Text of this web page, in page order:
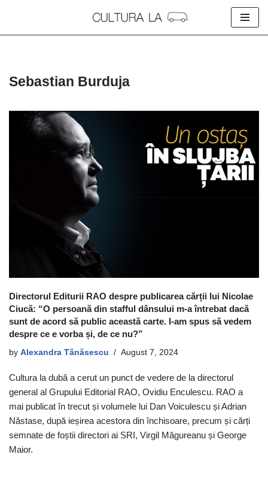
Sebastian Burduja
Directorul Editurii RAO despre publicarea cărții lui Nicolae
Ciucă: “O persoană din stafful dânsului m-a întrebat dacă
sunt de acord să public această carte. I-am spus să vedem
despre ce e vorba și, de ce nu?”
by Alexandra Tănăsescu August 7, 2024
Cultura la dubă a cerut un punct de vedere de la directorul
general al Grupului Editorial RAO, Ovidiu Enculescu. RAO a
mai publicat în trecut și volumele lui Dan Voiculescu și Adrian
Năstase, după ieșirea acestora din închisoare, precum și cărți
semnate de foștii directori ai SRI, Virgil Măgureanu și George
Maior.